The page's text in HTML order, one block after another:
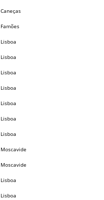
Caneças
Famões
Lisboa
Lisboa
Lisboa
Lisboa
Lisboa
Lisboa
Lisboa
Moscavide
Moscavide
Lisboa
Lisboa